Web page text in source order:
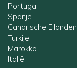
Portugal
Spanje
Canarische Eilanden
Turkije
Marokko
Italië